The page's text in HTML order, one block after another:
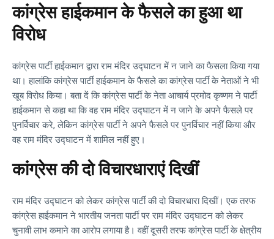
कांग्रेस हाईकमान के फैसले का हुआ था
विरोध
कांग्रेस पार्टी हाईकमान द्वारा राम मंदिर उद्घाटन में न जाने का फैसला किया गया
था। हालांकि कांग्रेस पार्टी हाईकमान के फैसले का कांग्रेस पार्टी के नेताओं ने भी
खूब विरोध किया। बता दें कि कांग्रेस पार्टी के नेता आचार्य प्रमोद कृष्णम ने पार्टी
हाईकमान से कहा था कि वह राम मंदिर उद्घाटन में न जाने के अपने फैसले पर
पुनर्विचार करे, लेकिन कांग्रेस पार्टी ने अपने फैसले पर पुनर्विचार नहीं किया और
वह राम मंदिर उद्घाटन में शामिल नहीं हुए।
कांग्रेस की दो विचारधाराएं दिखीं
राम मंदिर उद्घाटन को लेकर कांग्रेस पार्टी की दो विचारधारा दिखीं। एक तरफ
कांग्रेस हाईकमान ने भारतीय जनता पार्टी पर राम मंदिर उद्घाटन को लेकर
चुनावी लाभ कमाने का आरोप लगाया है। वहीं दूसरी तरफ कांग्रेस पार्टी के क्षेत्रीय